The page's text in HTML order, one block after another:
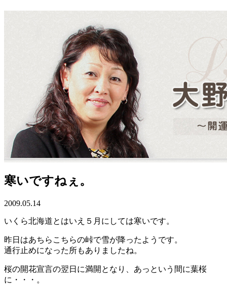
寒いですねぇ。
2009.05.14
いくら北海道とはいえ５月にしては寒いです。
昨日はあちらこちらの峠で雪が降ったようです。
通行止めになった所もありましたね。
桜の開花宣言の翌日に満開となり、あっという間に葉桜
に・・・。